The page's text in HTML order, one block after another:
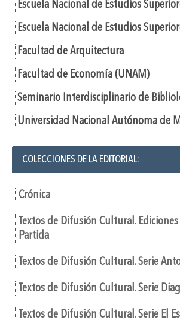
Escuela Nacional de Estudios
Escuela Nacional de Estudios
Facultad de Arquitectura
Facultad de Economía (UNAM)
Seminario Interdisciplinario de
Universidad Nacional Autónoma de
COLECCIONES DE LA EDITORIAL:
Crónica
Textos de Difusión Cultural.
Partida
Textos de Difusión Cultural. Serie
Textos de Difusión Cultural. Serie
Textos de Difusión Cultural. Serie El